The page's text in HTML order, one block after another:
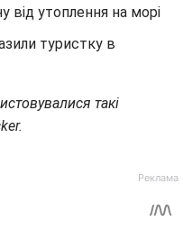
від утоплення на морі
туристку в
такі